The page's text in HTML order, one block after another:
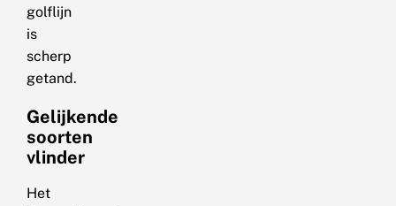
golflijn
is
scherp
getand.
Gelijkende
soorten
vlinder
Het